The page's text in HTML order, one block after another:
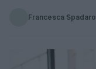
Francesca Spadaro